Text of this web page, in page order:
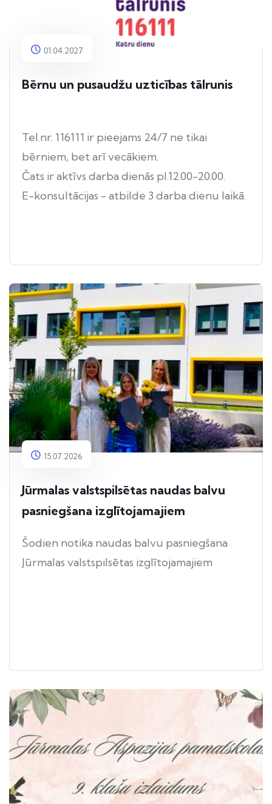
01.04.2027
Bērnu un pusaudžu uzticības tālrunis
Tel.nr. 116111 ir pieejams 24/7 ne tikai
bērniem, bet arī vecākiem.
Čats ir aktīvs darba dienās pl.12.00-20.00.
E-konsultācijas - atbilde 3 darba dienu laikā.
15.07.2026
Jūrmalas valstspilsētas naudas balvu
pasniegšana izglītojamajiem
Šodien notika naudas balvu pasniegšana
Jūrmalas valstspilsētas izglītojamajiem